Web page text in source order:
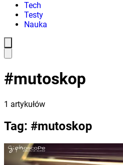
Tech
Testy
Nauka
#mutoskop
1 artykułów
Tag: #mutoskop